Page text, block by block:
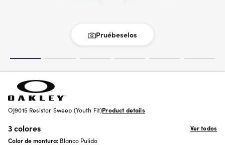
Pruébeselos
OJ9015 Resistor Sweep (Youth Fit)Product details
3 colores
Ver todos
Color de montura: Blanco Pulido